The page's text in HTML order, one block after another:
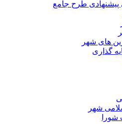
پیشنهادی طرح جامع
های شهر
گذاری
شهر